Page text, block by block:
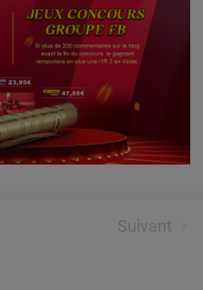
Suivant